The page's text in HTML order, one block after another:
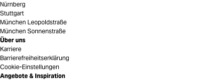
Nürnberg
Stuttgart
München Leopoldstraße
München Sonnenstraße
Über uns
Karriere
Barrierefreiheitserklärung
Cookie-Einstellungen
Angebote & Inspiration